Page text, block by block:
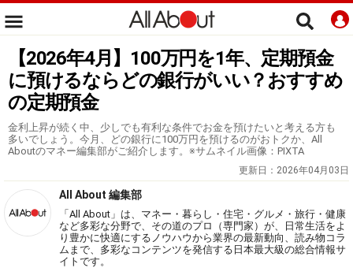
【2026年4月】100万円を1年、定期預金
に預けるならどの銀行がいい？おすすめ
の定期預金
金利上昇が続く中、少しでも有利な条件でお金を預けたいと考える方も
多いでしょう。今月、どの銀行に100万円を預けるのがおトクか、All
Aboutのマネー編集部がご紹介します。※サムネイル画像：PIXTA
更新日： 2026年04月03日
All About 編集部
「All About」は、マネー・暮らし・住宅・グルメ・旅行・健康
など多彩な分野で、その道のプロ（専門家）が、日常生活をよ
り豊かに快適にするノウハウから業界の最新動向、読み物コラ
ムまで、多彩なコンテンツを発信する日本最大級の総合情報サ
イトです。